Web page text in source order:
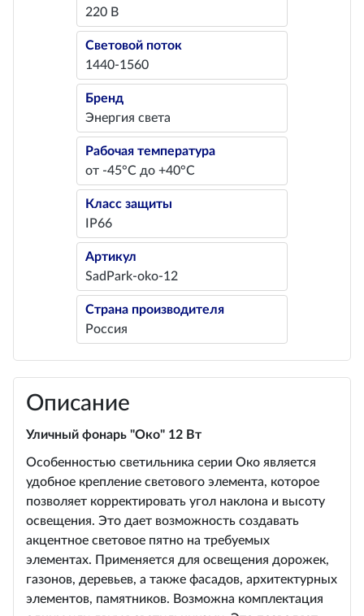
220 В
Световой поток
1440-1560
Бренд
Энергия света
Рабочая температура
от -45°С до +40°С
Класс защиты
IP66
Артикул
SadPark-oko-12
Страна производителя
Россия
Описание
Уличный фонарь "Око" 12 Вт
Особенностью светильника серии Око является
удобное крепление светового элемента, которое
позволяет корректировать угол наклона и высоту
освещения. Это дает возможность создавать
акцентное световое пятно на требуемых
элементах. Применяется для освещения дорожек,
газонов, деревьев, а также фасадов, архитектурных
элементов, памятников. Возможна комплектация